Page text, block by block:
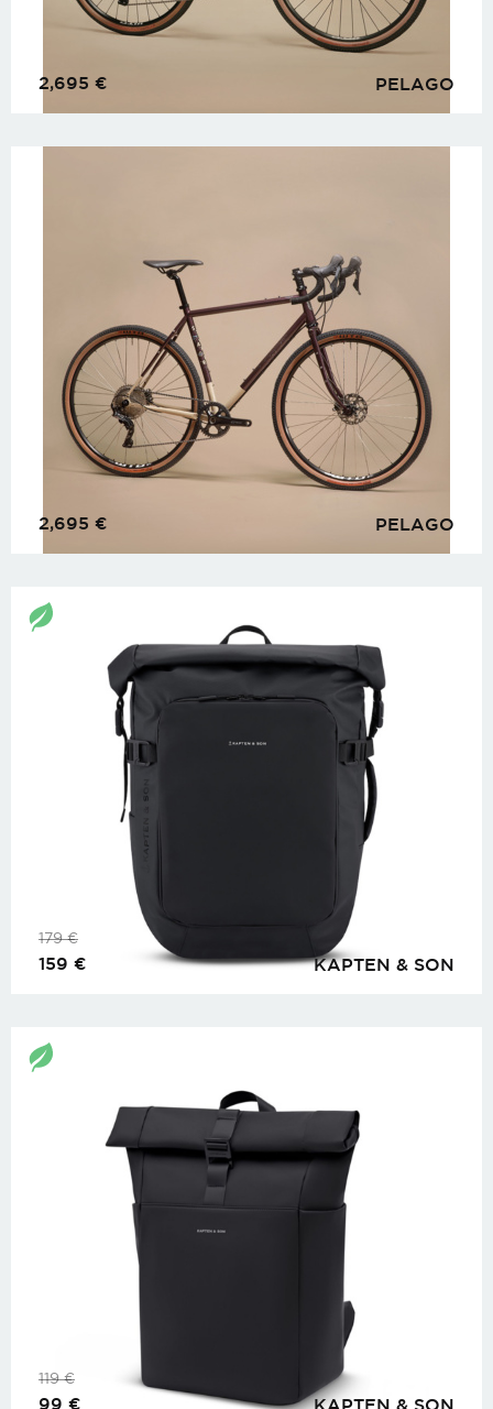
PELAGO
2,695 €
PELAGO
2,695 €
KAPTEN & SON
179€
159 €
KAPTEN & SON
119€
99 €